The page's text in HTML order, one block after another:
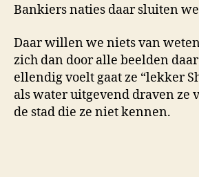
Bankiers naties daar sluiten
Daar willen we niets van
zich dan door alle beelden
ellendig voelt gaat ze “lekker
als water uitgevend draven ze
de stad die ze niet kennen.